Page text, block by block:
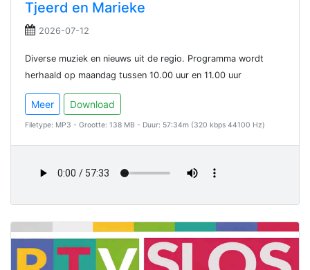
Tjeerd en Marieke
2026-07-12
Diverse muziek en nieuws uit de regio. Programma wordt
herhaald op maandag tussen 10.00 uur en 11.00 uur
Meer Download
Filetype: MP3 - Grootte: 138 MB - Duur: 57:34m (320 kbps 44100 Hz)